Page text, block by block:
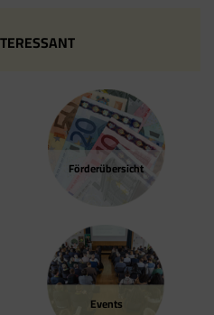
Förder­übersicht
Events